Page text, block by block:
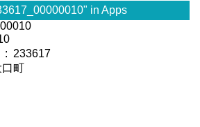
in Apps
: 233617
町